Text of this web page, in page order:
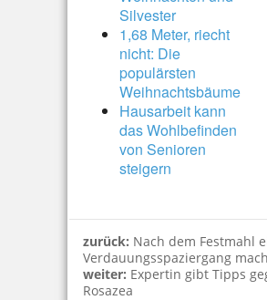
Silvester
1,68 Meter, riecht
nicht: Die
populärsten
Weihnachtsbäume
Hausarbeit kann
das Wohlbefinden
von Senioren
steigern
zurück: Nach dem Festmahl
Verdauungsspaziergang
weiter: Expertin gibt Tipps
Rosazea